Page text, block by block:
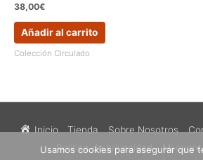
38,00€
Añadir al carrito
Colección Circulado
Inicio Tienda Sobre Nosotros
Política de privacidad
Mi
Usamos cookies para asegurar que